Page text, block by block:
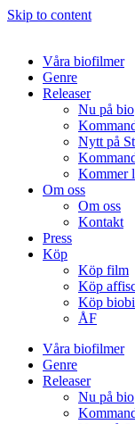
Skip to content
Våra biofilmer
Genre
Releaser
Nu på bio
Nytt på
Kommer
Om oss
Om oss
Kontakt
Press
Köp
Köp film
Köp
Köp
ÅF
Våra biofilmer
Genre
Releaser
Nu på bio